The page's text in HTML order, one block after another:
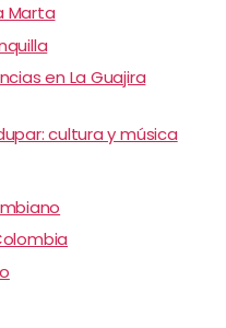
Marta
en La Guajira
cultura y música